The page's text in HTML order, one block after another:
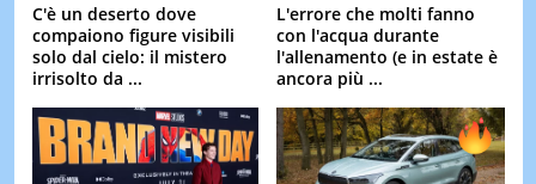
C'è un deserto dove
compaiono figure visibili
solo dal cielo: il mistero
irrisolto da ...
L'errore che molti fanno
con l'acqua durante
l'allenamento (e in estate è
ancora più ...